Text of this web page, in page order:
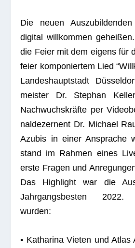
Die neuen
digi­tal will­kom­men
die Feier mit dem eigens für
feier kom­po­nier­tem Lied
Lan­des­haupt­stadt
meis­ter Dr. Ste­phan
Nach­wuchs­kräfte per
nal­de­zer­nent Dr. Michael
Azu­bis in einer Anspra­che
stand im Rah­men eines
erste Fra­gen und
Das High­light war die
Jahr­gangs­bes­ten 2022.
wurden:
• Katha­rina Vie­ten und